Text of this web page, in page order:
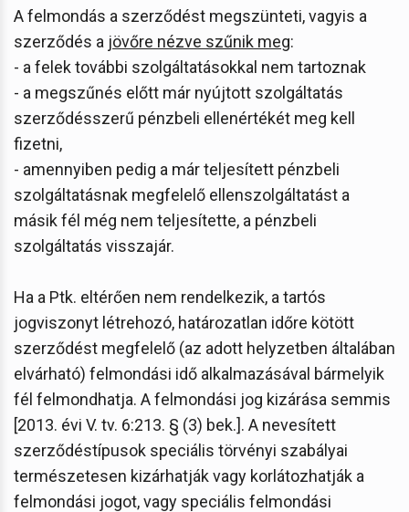
A felmondás a szerződést megszünteti, vagyis a
szerződés a jövőre nézve szűnik meg:
- a felek további szolgáltatásokkal nem tartoznak
- a megszűnés előtt már nyújtott szolgáltatás
szerződésszerű pénzbeli ellenértékét meg kell
fizetni,
- amennyiben pedig a már teljesített pénzbeli
szolgáltatásnak megfelelő ellenszolgáltatást a
másik fél még nem teljesítette, a pénzbeli
szolgáltatás visszajár.
Ha a Ptk. eltérően nem rendelkezik, a tartós
jogviszonyt létrehozó, határozatlan időre kötött
szerződést megfelelő (az adott helyzetben általában
elvárható) felmondási idő alkalmazásával bármelyik
fél felmondhatja. A felmondási jog kizárása semmis
[2013. évi V. tv. 6:213. § (3) bek.]. A nevesített
szerződéstípusok speciális törvényi szabályai
természetesen kizárhatják vagy korlátozhatják a
felmondási jogot, vagy speciális felmondási